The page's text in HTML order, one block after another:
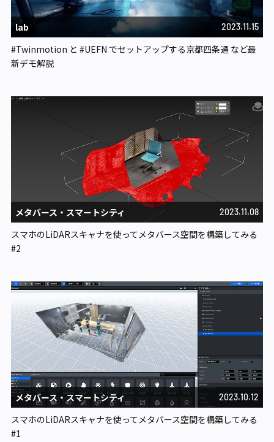
lab 2023.11.15
#Twinmotion と #UEFN でセットアップする京都四条通 など最
新デモ解説
メタバース・スマートシティ​ 2023.11.08
スマホのLiDARスキャナを使ってメタバース空間を構築してみる
#2
メタバース・スマートシティ​ 2023.10.12
スマホのLiDARスキャナを使ってメタバース空間を構築してみる
#1